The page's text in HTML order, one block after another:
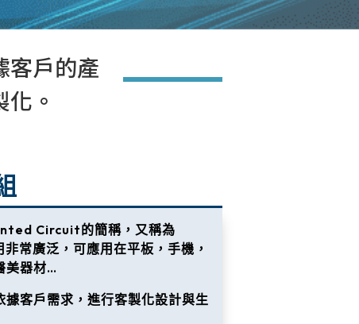
客戶的產
。
Circuit的簡稱，又稱為
非常廣泛，可應用在平板，手機，
美器材…
據客戶需求，進行客製化設計與生